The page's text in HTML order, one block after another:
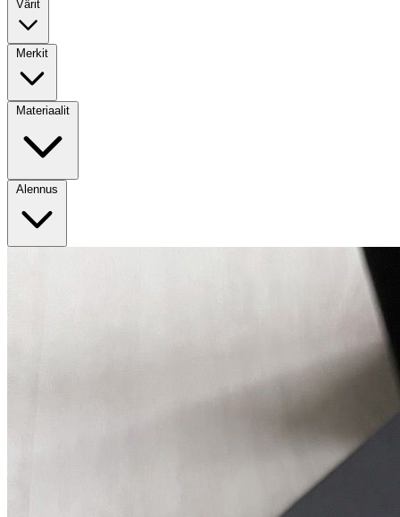
Värit
Merkit
Materiaalit
Alennus